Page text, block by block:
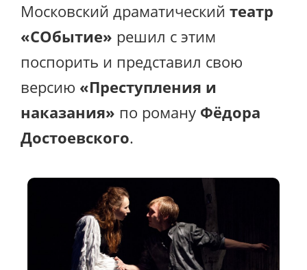
Московский драматический театр
«СОбытие» решил с этим
поспорить и представил свою
версию «Преступления и
наказания» по роману Фёдора
Достоевского.